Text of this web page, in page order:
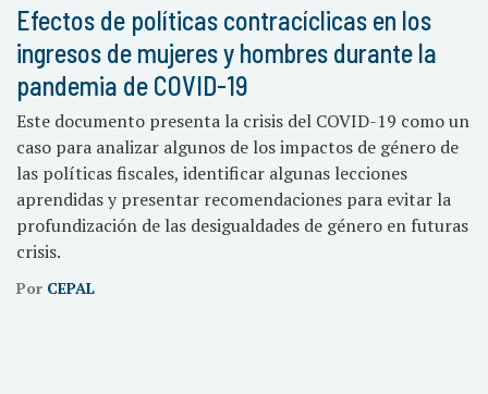
Efectos de políticas contracíclicas en los
ingresos de mujeres y hombres durante la
pandemia de COVID-19
Este documento presenta la crisis del COVID-19 como un
caso para analizar algunos de los impactos de género de
las políticas fiscales, identificar algunas lecciones
aprendidas y presentar recomendaciones para evitar la
profundización de las desigualdades de género en futuras
crisis.
Por CEPAL